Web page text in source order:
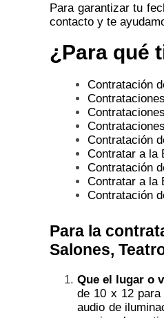
Para garantizar tu
contacto y te
¿Para qué
Contratación
Contratación
Contratar a la
Contratación
Contratar a la
Contratación
Para la
Salones,
Que el lugar o
de 10 x 12
audio de